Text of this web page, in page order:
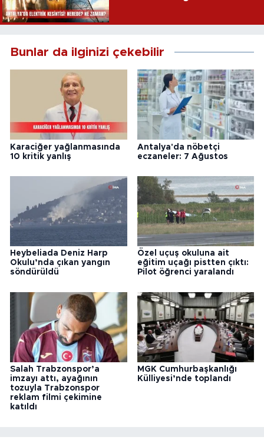
Bunlar da ilginizi çekebilir
Karaciğer yağlanmasında
10 kritik yanlış
Antalya'da nöbetçi
eczaneler: 7 Ağustos
Heybeliada Deniz Harp
Okulu’nda çıkan yangın
söndürüldü
Özel uçuş okuluna ait
eğitim uçağı pistten çıktı:
Pilot öğrenci yaralandı
Salah Trabzonspor’a
imzayı attı, ayağının
tozuyla Trabzonspor
reklam filmi çekimine
katıldı
MGK Cumhurbaşkanlığı
Külliyesi’nde toplandı